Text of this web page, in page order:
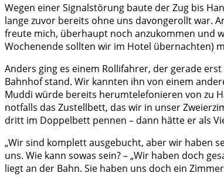
Wegen einer Signalstörung baute der Zug bis
lange zuvor bereits ohne uns davongerollt war.
freute mich, überhaupt noch anzukommen und
Wochenende sollten wir im Hotel übernachten)
Anders ging es einem Rollifahrer, der gerade
Bahnhof stand. Wir kannten ihn von einem
Muddi würde bereits herumtelefonieren von zu
notfalls das Zustellbett, das wir in unser
dritt im Doppelbett pennen – dann hätte er als
„Wir sind komplett ausgebucht, aber wir haben
uns. Wie kann sowas sein? – „Wir haben doch
liegt an der Bahn. Sie haben uns doch ein